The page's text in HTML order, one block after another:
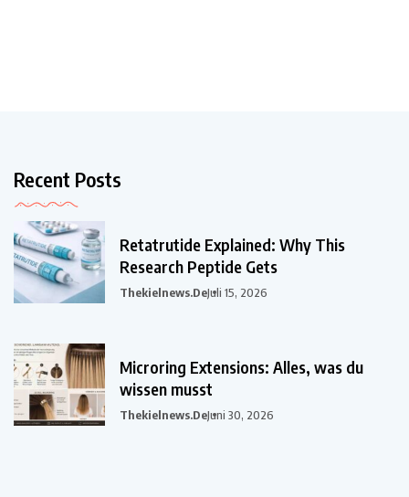
Recent Posts
Retatrutide Explained: Why This
Research Peptide Gets
Thekielnews.deJuli 15, 2026
Microring Extensions: Alles, was du
wissen musst
Thekielnews.deJuni 30, 2026